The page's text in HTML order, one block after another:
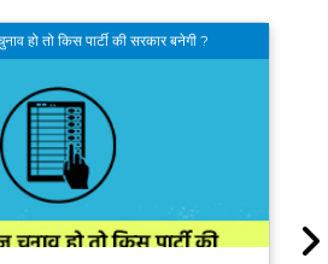
हो तो किस पार्टी की सरकार बनेगी ?